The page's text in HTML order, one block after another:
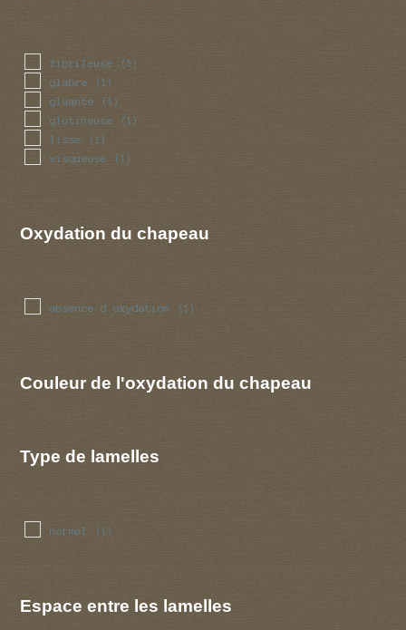
fibrileuse (1)
glabre (1)
gluante (1)
glutineuse (1)
lisse (1)
visqueuse (1)
Oxydation du chapeau
absence d oxydation (1)
Couleur de l'oxydation du chapeau
Type de lamelles
normal (1)
Espace entre les lamelles